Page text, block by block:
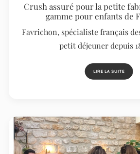
Crush assuré pour la petite
gamme pour enfants de
Favrichon, spécialiste français
petit déjeuner depuis
LIRE LA SUITE